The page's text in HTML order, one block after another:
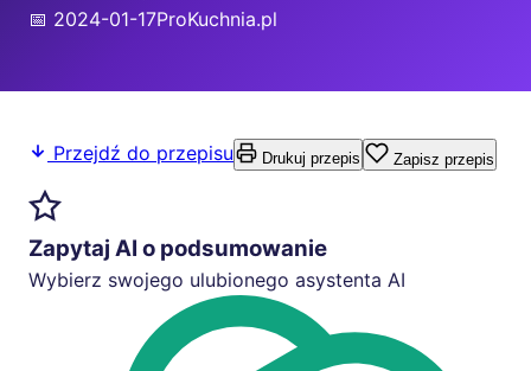
📅 2024-01-17ProKuchnia.pl
Przejdź do przepisu Drukuj przepis Zapisz przepis
Zapytaj AI o podsumowanie
Wybierz swojego ulubionego asystenta AI